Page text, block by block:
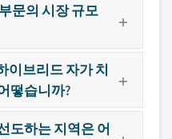
문의 시장 규모
이브리드 자가 치
떻습니까?
도하는 지역은 어